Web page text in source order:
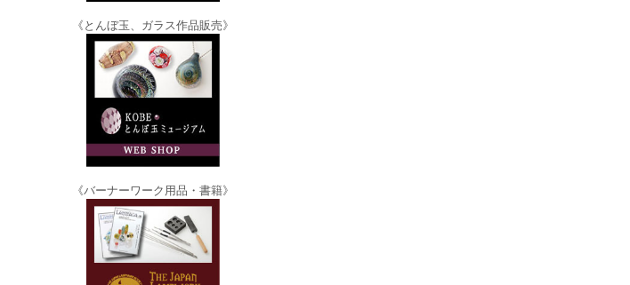
《とんぼ玉、ガラス作品販売》
《バーナーワーク用品・書籍》